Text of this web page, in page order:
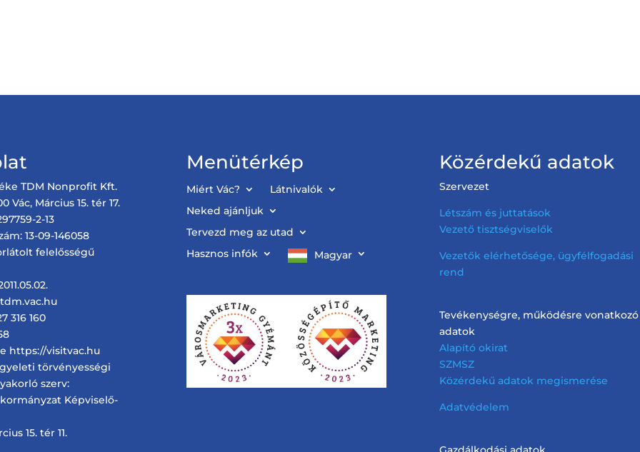
TDM Nonprofit Kft.
Vác, Március 15. tér 17.
2-13
13-09-146058
felelősségű
316 160
https://visitvac.hu
törvényességi
szerv:
Képviselő-
15. tér 11.
Menütérkép
Miért Vác?
Látnivalók
Neked ajánljuk
Tervezd meg az utad
Hasznos infók
Magyar
Közérdekű adatok
Szervezet
Létszám és juttatások
Vezető tisztségviselők
Vezetők elérhetősége, ügyfélfogadási
rend
Tevékenységre, működésre vonatkozó
adatok
Alapító okirat
SZMSZ
Közérdekű adatok megismerése
Adatvédelem